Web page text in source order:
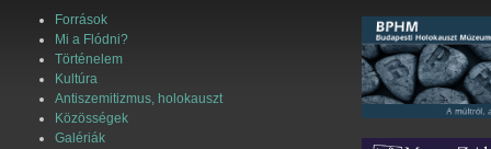
Források
Mi a Flódni?
Történelem
Kultúra
Antiszemitizmus, holokauszt
Közösségek
Galériák